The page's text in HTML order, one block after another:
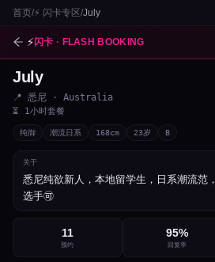
首页/⚡ 闪卡专区/July
⚡闪卡 · FLASH BOOKING
July
📍 悉尼 · Australia
⏳ 1小时套餐
纯御 潮流日系 168cm 23岁 B
关于
悉尼纯欲新人，本地留学生，日系潮流范
选手🉑
11
预约
95%
回复率